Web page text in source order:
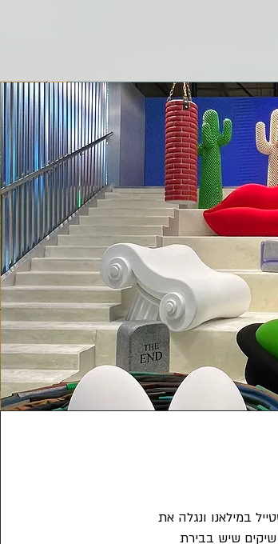
במילאנו ונגלה את
שיקים שיש בבירת